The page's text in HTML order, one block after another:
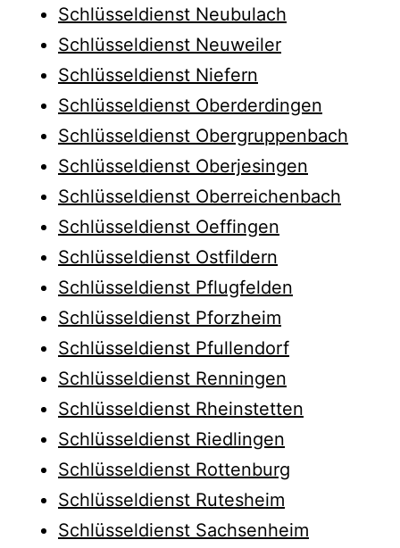
Schlüsseldienst Neubulach
Schlüsseldienst Neuweiler
Schlüsseldienst Niefern
Schlüsseldienst Oberderdingen
Schlüsseldienst Obergruppenbach
Schlüsseldienst Oberjesingen
Schlüsseldienst Oberreichenbach
Schlüsseldienst Oeffingen
Schlüsseldienst Ostfildern
Schlüsseldienst Pflugfelden
Schlüsseldienst Pforzheim
Schlüsseldienst Pfullendorf
Schlüsseldienst Renningen
Schlüsseldienst Rheinstetten
Schlüsseldienst Riedlingen
Schlüsseldienst Rottenburg
Schlüsseldienst Rutesheim
Schlüsseldienst Sachsenheim